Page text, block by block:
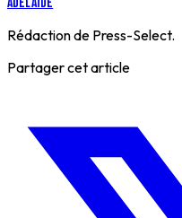
Rédaction de Press-Select.
Partager cet article